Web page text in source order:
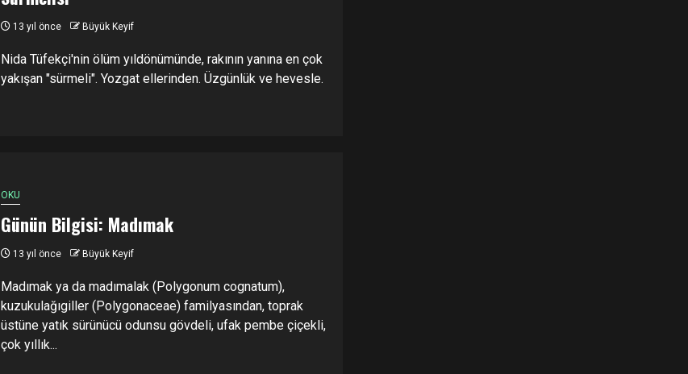
13 yıl önce Büyük Keyif
Nida Tüfekçi'nin ölüm yıldönümünde, rakının yanına en çok
yakışan "sürmeli". Yozgat ellerinden. Üzgünlük ve hevesle.
OKU
Günün Bilgisi: Madımak
13 yıl önce Büyük Keyif
Madımak ya da madımalak (Polygonum cognatum),
kuzukulağıgiller (Polygonaceae) familyasından, toprak
üstüne yatık sürünücü odunsu gövdeli, ufak pembe çiçekli,
çok yıllık...